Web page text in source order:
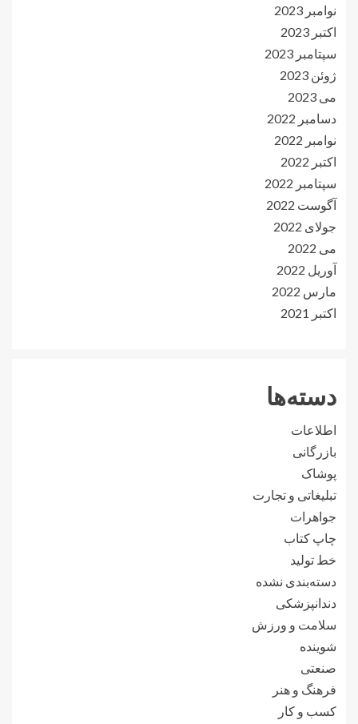
نوامبر 2023
اکتبر 2023
سپتامبر 2023
ژوئن 2023
می 2023
دسامبر 2022
نوامبر 2022
اکتبر 2022
سپتامبر 2022
آگوست 2022
جولای 2022
می 2022
آوریل 2022
مارس 2022
اکتبر 2021
دسته‌ها
اطلاعات
بازرگانی
پوشاک
تبلیغاتی و تجارت
جواهرات
چاپ کتاب
خط تولید
دسته‌بندی نشده
دندانپزشکی
سلامت و ورزش
شوینده
صنعتی
فرهنگ و هنر
کسب و کار